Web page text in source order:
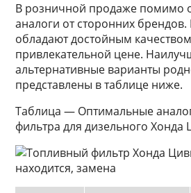
В розничной продаже помимо
аналоги от сторонних
обладают достойным
привлекательной цене.
альтернативные варианты
представлены в таблице ниже.
Таблица — Оптимальные
фильтра для дизельного Хонда